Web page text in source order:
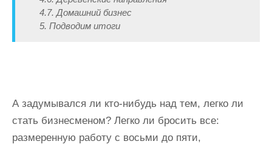
4.7. Домашний бизнес
5. Подводим итоги
А задумывался ли кто-нибудь над тем, легко ли
стать бизнесменом? Легко ли бросить все:
размеренную работу с восьми до пяти,